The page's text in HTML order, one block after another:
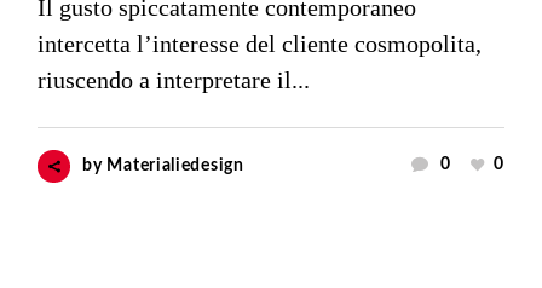
Il gusto spiccatamente contemporaneo
intercetta l’interesse del cliente cosmopolita,
riuscendo a interpretare il...
by Materialiedesign 0 0